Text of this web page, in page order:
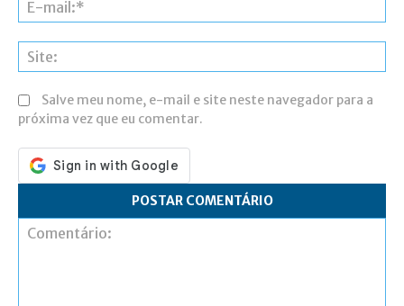
Salve meu nome, e-mail e site neste navegador para a
próxima vez que eu comentar.